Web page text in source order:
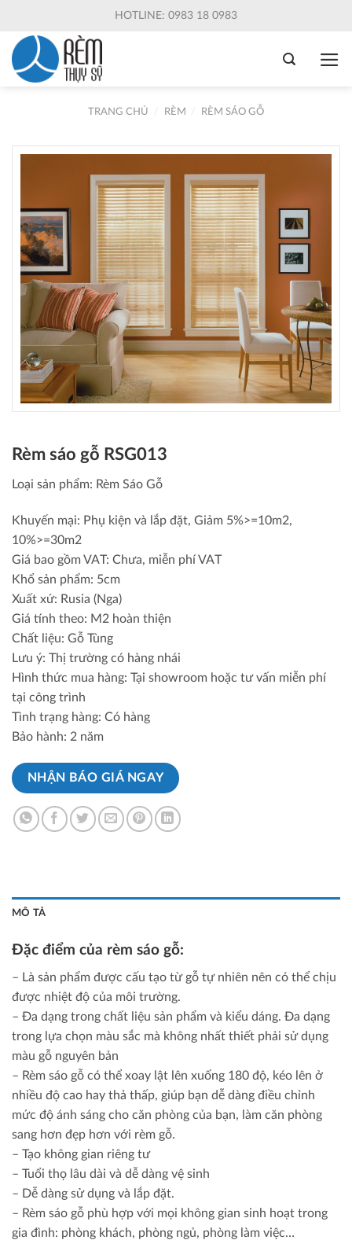
content
HOTLINE: 0983 18 0983
TRANG CHỦ RÈM RÈM SÁO GỖ
Rèm sáo gỗ RSG013
Loại sản phẩm: Rèm Sáo Gỗ
Khuyến mại: Phụ kiện và lắp đặt, Giảm 5%>=10m2,
10%>=30m2
Giá bao gồm VAT: Chưa, miễn phí VAT
Khổ sản phẩm: 5cm
Xuất xứ: Rusia (Nga)
Giá tính theo: M2 hoàn thiện
Chất liệu: Gỗ Tùng
Lưu ý: Thị trường có hàng nhái
Hình thức mua hàng: Tại showroom hoặc tư vấn miễn phí
tại công trình
Tình trạng hàng: Có hàng
Bảo hành: 2 năm
NHẬN BÁO GIÁ NGAY
MÔ TẢ
Đặc điểm của rèm sáo gỗ:
– Là sản phẩm được cấu tạo từ gỗ tự nhiên nên có thể chịu
được nhiệt độ của môi trường.
– Đa dạng trong chất liệu sản phẩm và kiểu dáng. Đa dạng
trong lựa chọn màu sắc mà không nhất thiết phải sử dụng
màu gỗ nguyên bản
– Rèm sáo gỗ có thể xoay lật lên xuống 180 độ, kéo lên ở
nhiều độ cao hay thả thấp, giúp bạn dễ dàng điều chỉnh
mức độ ánh sáng cho căn phòng của bạn, làm căn phòng
sang hơn đẹp hơn với rèm gỗ.
– Tạo không gian riêng tư
– Tuổi thọ lâu dài và dễ dàng vệ sinh
– Dễ dàng sử dụng và lắp đặt.
– Rèm sáo gỗ phù hợp với mọi không gian sinh hoạt trong
gia đình: phòng khách, phòng ngủ, phòng làm việc…